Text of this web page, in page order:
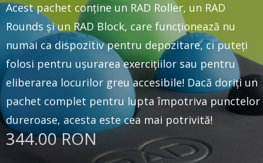
Acest pachet conține un RAD Roller, un RAD
Rounds și un RAD Block, care funcționează nu
numai ca dispozitiv pentru depozitare, ci puteți
folosi pentru ușurarea exercițiilor sau pentru
eliberarea locurilor greu accesibile! Dacă doriți un
pachet complet pentru lupta împotriva punctelor
dureroase, acesta este cea mai potrivită!
344.00 RON